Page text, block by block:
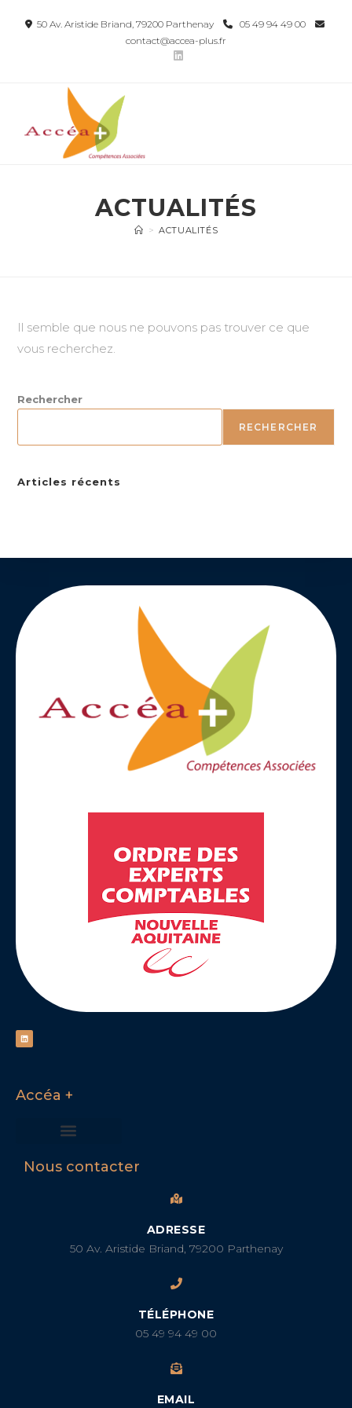
50 Av. Aristide Briand, 79200 Parthenay
05 49 94 49 00
contact@accea-plus.fr
ACTUALITÉS
> ACTUALITÉS
Il semble que nous ne pouvons pas trouver ce que
vous recherchez.
Rechercher
RECHERCHER
Articles récents
Accéa +
Nous contacter
ADRESSE
50 Av. Aristide Briand, 79200 Parthenay
TÉLÉPHONE
05 49 94 49 00
EMAIL